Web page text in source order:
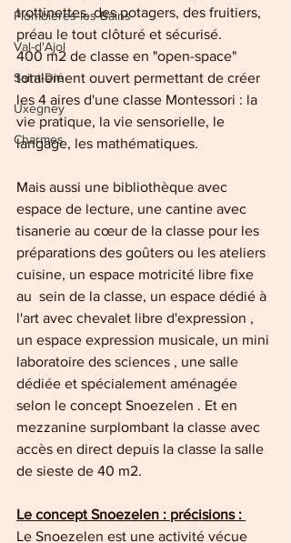
Plombières-les-Bains
Val-d'Ajol
Saint-Dié
Uxegney
Charmes
trottinettes, des potagers, des fruitiers,
préau le tout clôturé et sécurisé.
400 m2 de classe en "open-space"
totalement ouvert permettant de créer
les 4 aires d'une classe Montessori : la
vie pratique, la vie sensorielle, le
langage, les mathématiques.
Mais aussi une bibliothèque avec
espace de lecture, une cantine avec
tisanerie au cœur de la classe pour les
préparations des goûters ou les ateliers
cuisine, un espace motricité libre fixe
au  sein de la classe, un espace dédié à
l'art avec chevalet libre d'expression ,
un espace expression musicale, un mini
laboratoire des sciences , une salle
dédiée et spécialement aménagée
selon le concept Snoezelen . Et en
mezzanine surplombant la classe avec
accès en direct depuis la classe la salle
de sieste de 40 m2.
Le concept Snoezelen : précisions :
Le Snoezelen est une activité vécue